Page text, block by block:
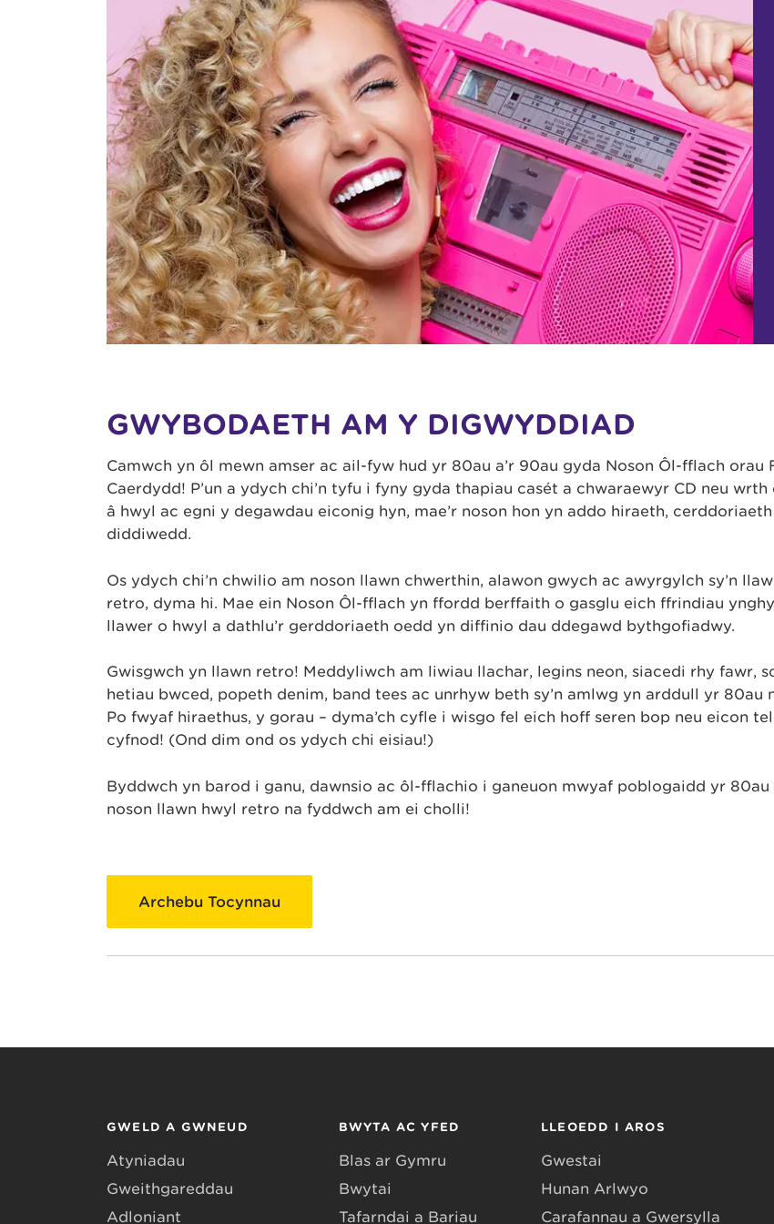
GWYBODAETH AM Y DIGWYDDIAD
Camwch yn ôl mewn amser ac ail-fyw hud yr 80au a’r 90au gyda Noson Ôl-fflach orau
Caerdydd! P’un a ydych chi’n tyfu i fyny gyda thapiau casét a chwaraewyr CD neu wrth
â hwyl ac egni y degawdau eiconig hyn, mae’r noson hon yn addo hiraeth,
diddiwedd.
Os ydych chi’n chwilio am noson llawn chwerthin, alawon gwych ac awyrgylch sy’n
retro, dyma hi. Mae ein Noson Ôl-fflach yn ffordd berffaith o gasglu eich ffrindiau
llawer o hwyl a dathlu’r gerddoriaeth oedd yn diffinio dau ddegawd bythgofiadwy.
Gwisgwch yn llawn retro! Meddyliwch am liwiau llachar, legins neon, siacedi rhy fawr,
hetiau bwced, popeth denim, band tees ac unrhyw beth sy’n amlwg yn arddull yr 80au
Po fwyaf hiraethus, y gorau – dyma’ch cyfle i wisgo fel eich hoff seren bop neu eicon
cyfnod! (Ond dim ond os ydych chi eisiau!)
Byddwch yn barod i ganu, dawnsio ac ôl-fflachio i ganeuon mwyaf poblogaidd yr 80au
noson llawn hwyl retro na fyddwch am ei cholli!
Archebu Tocynnau
GWELD A GWNEUD
Atyniadau
Gweithgareddau
Adloniant
BWYTA AC YFED
Blas ar Gymru
Bwytai
Tafarndai a Bariau
LLEOEDD I AROS
Gwestai
Hunan Arlwyo
Carafannau a Gwersylla